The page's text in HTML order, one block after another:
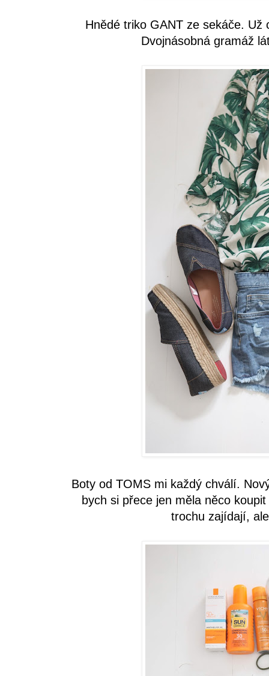
Hnědé triko GANT ze sekáče.
Dvojnásobná gramáž
Boty od TOMS mi každý chválí.
bych si přece jen měla něco
trochu zajídají,